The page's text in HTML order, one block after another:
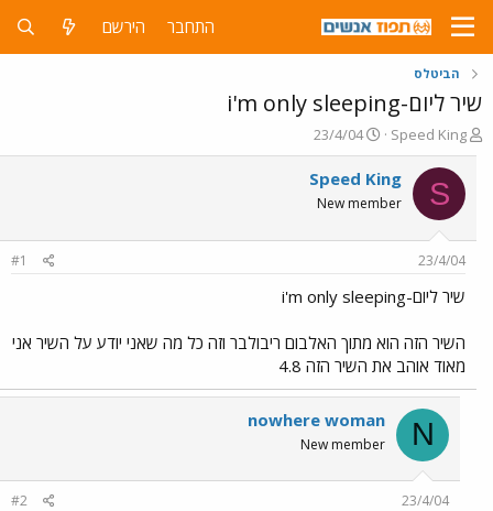
התחבר הירשם
הביטלס
שיר ליום-i'm only sleeping
פ
ו
ת
ח
ה
ש
א
Speed King
פ
ו
ר
ם
ר
23/4/04
S
Speed King
New member
23/4/04
#1
שיר ליום-i'm only sleeping
השיר הזה הוא מתוך האלבום ריבולבר וזה כל מה שאני יודע על השיר אני
מאוד אוהב את השיר הזה 4.8
N
nowhere woman
New member
23/4/04
#2